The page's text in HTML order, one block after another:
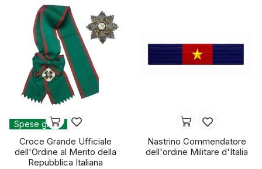
Spese gratis
Croce Grande Ufficiale
dell'Ordine al Merito della
Repubblica Italiana
Nastrino Commendatore
dell'ordine Militare d'Italia